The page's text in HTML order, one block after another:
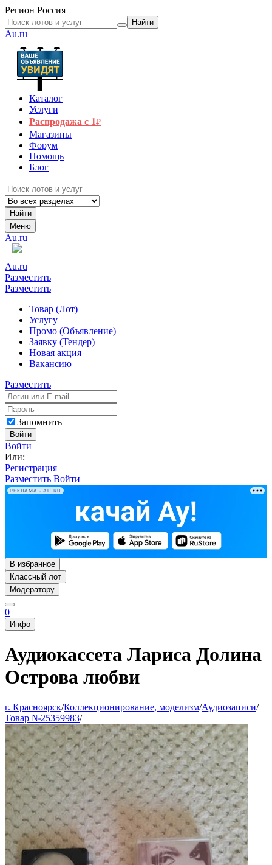
Регион Россия
Найти
Au.ru
Каталог
Услуги
Распродажа с 1₽
Магазины
Форум
Помощь
Блог
Найти
Меню
Au.ru
Au.ru
Разместить
Разместить
Товар (Лот)
Услугу
Промо (Объявление)
Заявку (Тендер)
Новая акция
Вакансию
Разместить
Запомнить
Войти
Войти
Или:
Регистрация
Разместить Войти
РЕКЛАМА • AU.RU
В избранное
Классный лот
Модератору
0
Инфо
Аудиокассета Лариса Долина
Острова любви
г. Красноярск/Коллекционирование, моделизм/Аудиозаписи/
Товар №25359983/